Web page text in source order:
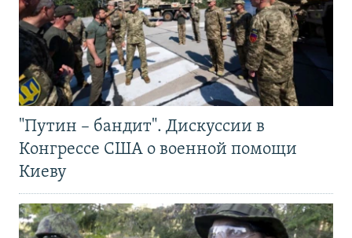
"Путин – бандит". Дискуссии в
Конгрессе США о военной помощи
Киеву